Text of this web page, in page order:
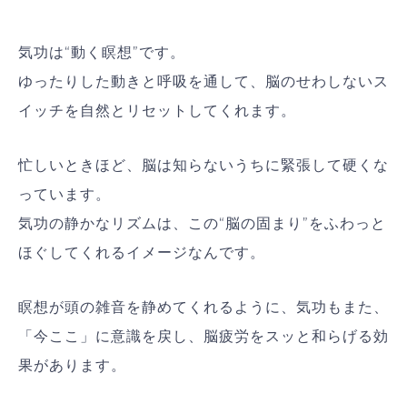
気功は“動く瞑想”です。
ゆったりした動きと呼吸を通して、脳のせわしないス
イッチを自然とリセットしてくれます。
忙しいときほど、脳は知らないうちに緊張して硬くな
っています。
気功の静かなリズムは、この“脳の固まり”をふわっと
ほぐしてくれるイメージなんです。
瞑想が頭の雑音を静めてくれるように、気功もまた、
「今ここ」に意識を戻し、脳疲労をスッと和らげる効
果があります。